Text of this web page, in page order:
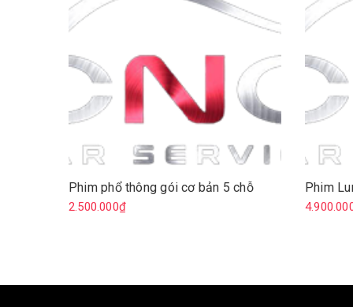
Phim phổ thông gói cơ bản 5 chỗ
2.500.000₫
Phim